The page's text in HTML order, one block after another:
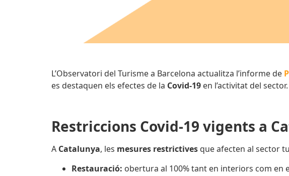
L’Observatori del Turisme a Barcelona actualitza l’informe de
es destaquen els efectes de la Covid-19 en l’activitat del sector.
Restriccions Covid-19 vigents a
A Catalunya, les mesures restrictives que afecten al sector
Restauració: obertura al 100% tant en interiors com en